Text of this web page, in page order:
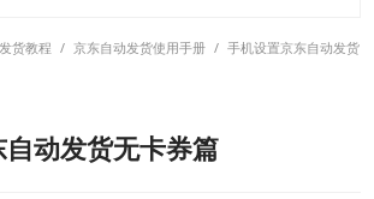
免费领 常见问题
货教程 / 京东自动发货使用手册 / 手机设置京东自动发货
动发货无卡券篇